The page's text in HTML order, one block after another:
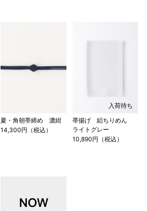
夏・角朝帯締め 濃紺
14,300円（税込）
入荷待ち
帯揚げ 絽ちりめん
ライトグレー
10,890円（税込）